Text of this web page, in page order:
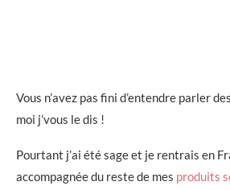
Vous n’avez pas fini d’entendre parler
moi j’vous le dis !
Pourtant j’ai été sage et je rentrais en
accompagnée du reste de mes produits